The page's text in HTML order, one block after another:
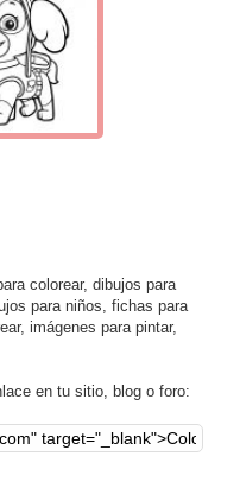
colorear, dibujos para
para niños, fichas para
imágenes para pintar,
en tu sitio, blog o foro: